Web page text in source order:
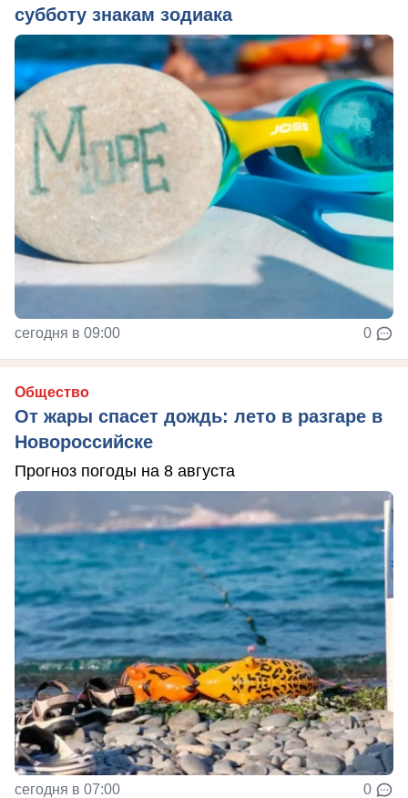
субботу знакам зодиака
сегодня в 09:00 0
Общество
От жары спасет дождь: лето в разгаре в
Новороссийске
Прогноз погоды на 8 августа
сегодня в 07:00 0